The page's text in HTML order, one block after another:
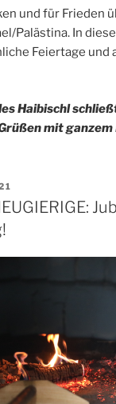
und für Frieden
Palästina. In
Feiertage und
Haibischl
mit ganzem